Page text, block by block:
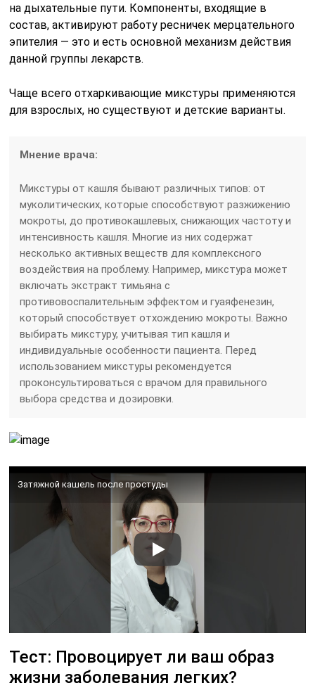
на дыхательные пути. Компоненты, входящие в
состав, активируют работу ресничек мерцательного
эпителия — это и есть основной механизм действия
данной группы лекарств.
Чаще всего отхаркивающие микстуры применяются
для взрослых, но существуют и детские варианты.
Мнение врача:
Микстуры от кашля бывают различных типов: от
муколитических, которые способствуют разжижению
мокроты, до противокашлевых, снижающих частоту и
интенсивность кашля. Многие из них содержат
несколько активных веществ для комплексного
воздействия на проблему. Например, микстура может
включать экстракт тимьяна с
противовоспалительным эффектом и гуаяфенезин,
который способствует отхождению мокроты. Важно
выбирать микстуру, учитывая тип кашля и
индивидуальные особенности пациента. Перед
использованием микстуры рекомендуется
проконсультироваться с врачом для правильного
выбора средства и дозировки.
Затяжной кашель после простуды
Тест: Провоцирует ли ваш образ
жизни заболевания легких?